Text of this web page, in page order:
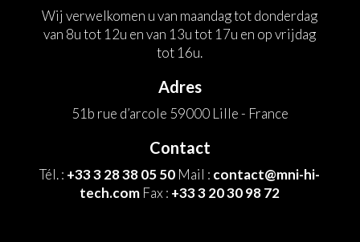
Wij verwelkomen u van maandag tot donderdag
van 8u tot 12u en van 13u tot 17u en op vrijdag
tot 16u.
Adres
51b rue d’arcole 59000 Lille - France
Contact
Tél. : +33 3 28 38 05 50 Mail : contact@mni-hi-
tech.com Fax : +33 3 20 30 98 72